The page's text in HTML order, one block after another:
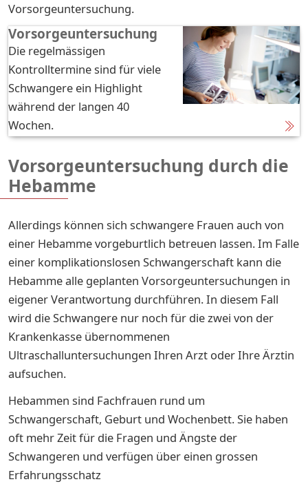
Vorsorgeuntersuchung.
Vorsorgeuntersuchung
Die regelmässigen
Kontrolltermine sind für viele
Schwangere ein Highlight
während der langen 40
Wochen.
Vorsorgeuntersuchung durch die
Hebamme
Allerdings können sich schwangere Frauen auch von
einer Hebamme vorgeburtlich betreuen lassen. Im Falle
einer komplikationslosen Schwangerschaft kann die
Hebamme alle geplanten Vorsorgeuntersuchungen in
eigener Verantwortung durchführen. In diesem Fall
wird die Schwangere nur noch für die zwei von der
Krankenkasse übernommenen
Ultraschalluntersuchungen Ihren Arzt oder Ihre Ärztin
aufsuchen.
Hebammen sind Fachfrauen rund um
Schwangerschaft, Geburt und Wochenbett. Sie haben
oft mehr Zeit für die Fragen und Ängste der
Schwangeren und verfügen über einen grossen
Erfahrungsschatz